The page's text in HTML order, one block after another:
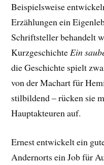
Beispielsweise
Erzählungen ein
Schriftsteller behandelt
KurzgeschichteEin
die Geschichte spielt
von der Machart für
stilbildend – rücken sie
Hauptakteuren auf.
Ernest entwickelt ein
Andernorts ein Job für